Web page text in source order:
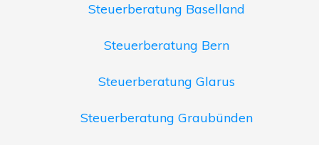
Steuerberatung Baselland
Steuerberatung Bern
Steuerberatung Glarus
Steuerberatung Graubünden